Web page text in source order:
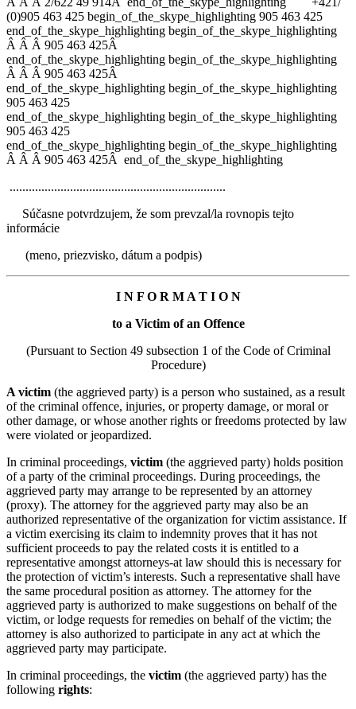
(0)905 463 425 begin_of_the_skype_highlighting 905 463 425
end_of_the_skype_highlighting begin_of_the_skype_highlighting
Â Â Â 905 463 425Â
end_of_the_skype_highlighting begin_of_the_skype_highlighting
Â Â Â 905 463 425Â
end_of_the_skype_highlighting begin_of_the_skype_highlighting
905 463 425
end_of_the_skype_highlighting begin_of_the_skype_highlighting
905 463 425
end_of_the_skype_highlighting begin_of_the_skype_highlighting
Â Â Â 905 463 425Â end_of_the_skype_highlighting
....................................................................
Súčasne potvrdzujem, že som prevzal/la rovnopis tejto
informácie
(meno, priezvisko, dátum a podpis)
I N F O R M A T I O N
to a Victim of an Offence
(Pursuant to Section 49 subsection 1 of the Code of Criminal
Procedure)
A victim (the aggrieved party) is a person who sustained, as a result
of the criminal offence, injuries, or property damage, or moral or
other damage, or whose another rights or freedoms protected by law
were violated or jeopardized.
In criminal proceedings, victim (the aggrieved party) holds position
of a party of the criminal proceedings. During proceedings, the
aggrieved party may arrange to be represented by an attorney
(proxy). The attorney for the aggrieved party may also be an
authorized representative of the organization for victim assistance. If
a victim exercising its claim to indemnity proves that it has not
sufficient proceeds to pay the related costs it is entitled to a
representative amongst attorneys-at law should this is necessary for
the protection of victim’s interests. Such a representative shall have
the same procedural position as attorney. The attorney for the
aggrieved party is authorized to make suggestions on behalf of the
victim, or lodge requests for remedies on behalf of the victim; the
attorney is also authorized to participate in any act at which the
aggrieved party may participate.
In criminal proceedings, the victim (the aggrieved party) has the
following rights: